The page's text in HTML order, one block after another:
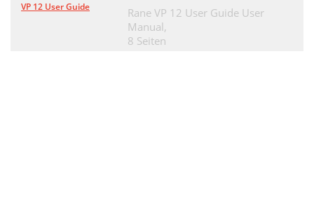
VP 12 User Guide
Rane VP 12 User Guide User
Manual,
8 Seiten